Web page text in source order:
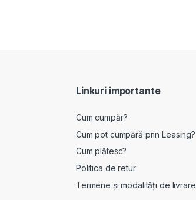
Linkuri importante
Cum cumpăr?
Cum pot cumpără prin Leasing?
Cum plătesc?
Politica de retur
Termene și modalități de livrare